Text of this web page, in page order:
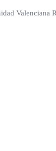
Valenciana